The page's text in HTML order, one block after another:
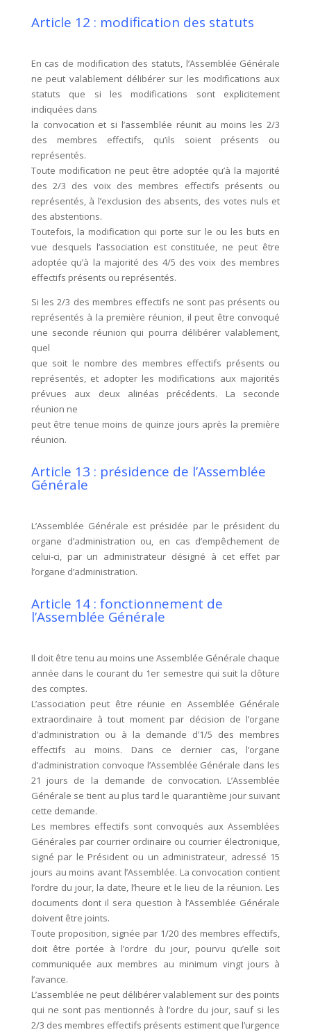
Article 12 : modification des statuts
En cas de modification des statuts, l’Assemblée Générale
ne peut valablement délibérer sur les modifications aux
statuts que si les modifications sont explicitement
indiquées dans
la convocation et si l’assemblée réunit au moins les 2/3
des membres effectifs, qu’ils soient présents ou
représentés.
Toute modification ne peut être adoptée qu’à la majorité
des 2/3 des voix des membres effectifs présents ou
représentés, à l’exclusion des absents, des votes nuls et
des abstentions.
Toutefois, la modification qui porte sur le ou les buts en
vue desquels l’association est constituée, ne peut être
adoptée qu’à la majorité des 4/5 des voix des membres
effectifs présents ou représentés.
Si les 2/3 des membres effectifs ne sont pas présents ou
représentés à la première réunion, il peut être convoqué
une seconde réunion qui pourra délibérer valablement,
quel
que soit le nombre des membres effectifs présents ou
représentés, et adopter les modifications aux majorités
prévues aux deux alinéas précédents. La seconde
réunion ne
peut être tenue moins de quinze jours après la première
réunion.
Article 13 : présidence de l’Assemblée
Générale
L’Assemblée Générale est présidée par le président du
organe d’administration ou, en cas d’empêchement de
celui-ci, par un administrateur désigné à cet effet par
l’organe d’administration.
Article 14 : fonctionnement de
l’Assemblée Générale
Il doit être tenu au moins une Assemblée Générale chaque
année dans le courant du 1er semestre qui suit la clôture
des comptes.
L’association peut être réunie en Assemblée Générale
extraordinaire à tout moment par décision de l’organe
d’administration ou à la demande d’1/5 des membres
effectifs au moins. Dans ce dernier cas, l’organe
d’administration convoque l’Assemblée Générale dans les
21 jours de la demande de convocation. L’Assemblée
Générale se tient au plus tard le quarantième jour suivant
cette demande.
Les membres effectifs sont convoqués aux Assemblées
Générales par courrier ordinaire ou courrier électronique,
signé par le Président ou un administrateur, adressé 15
jours au moins avant l’Assemblée. La convocation contient
l’ordre du jour, la date, l’heure et le lieu de la réunion. Les
documents dont il sera question à l’Assemblée Générale
doivent être joints.
Toute proposition, signée par 1/20 des membres effectifs,
doit être portée à l’ordre du jour, pourvu qu’elle soit
communiquée aux membres au minimum vingt jours à
l’avance.
L’assemblée ne peut délibérer valablement sur des points
qui ne sont pas mentionnés à l’ordre du jour, sauf si les
2/3 des membres effectifs présents estiment que l’urgence